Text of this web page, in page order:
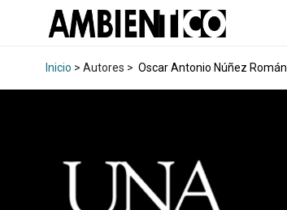
Inicio > Autores > Oscar Antonio Núñez Román